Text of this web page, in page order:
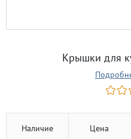
Крышки для
Наличие Цена